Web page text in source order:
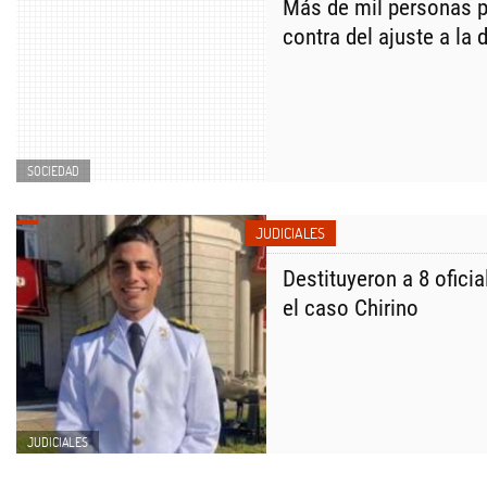
SOCIEDAD
Más de mil personas
contra del ajuste a la
JUDICIALES
JUDICIALES
Destituyeron a 8
el caso Chirino